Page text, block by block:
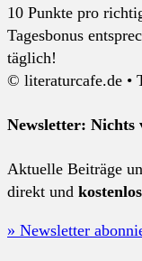
10 Punkte pro
Tagesbonus
täglich!
© literaturcafe.de •
Newsletter: Nichts
Aktuelle Beiträge
direkt und kostenlos
» Newsletter